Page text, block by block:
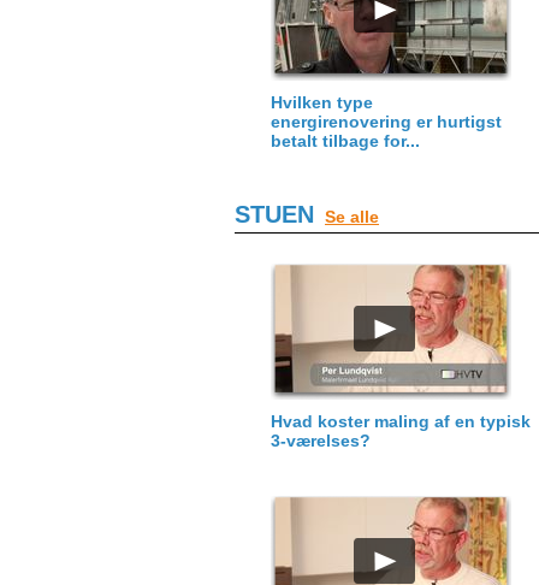
Hvilken type
energirenovering er hurtigst
betalt tilbage for...
STUEN Se alle
Hvad koster maling af en typisk
3-værelses?